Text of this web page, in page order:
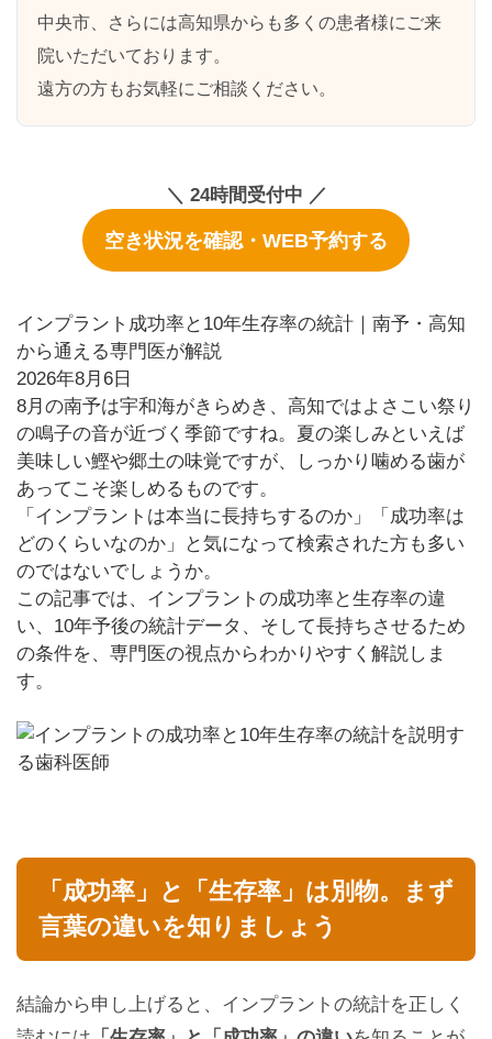
中央市、さらには高知県からも多くの患者様にご来
院いただいております。
遠方の方もお気軽にご相談ください。
＼ 24時間受付中 ／
空き状況を確認・WEB予約する
インプラント成功率と10年生存率の統計｜南予・高知
から通える専門医が解説
2026年8月6日
8月の南予は宇和海がきらめき、高知ではよさこい祭り
の鳴子の音が近づく季節ですね。夏の楽しみといえば
美味しい鰹や郷土の味覚ですが、しっかり噛める歯が
あってこそ楽しめるものです。
「インプラントは本当に長持ちするのか」「成功率は
どのくらいなのか」と気になって検索された方も多い
のではないでしょうか。
この記事では、インプラントの成功率と生存率の違
い、10年予後の統計データ、そして長持ちさせるため
の条件を、専門医の視点からわかりやすく解説しま
す。
「成功率」と「生存率」は別物。まず
言葉の違いを知りましょう
結論から申し上げると、インプラントの統計を正しく